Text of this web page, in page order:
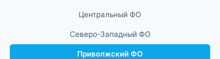
Центральный ФО
Северо-Западный ФО
Приволжский ФО